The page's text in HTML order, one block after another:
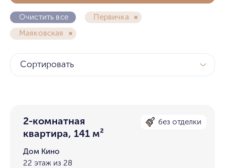
Очистить все
Первичка
Маяковская
Сортировать
2-комнатная
квартира, 141 м²
без отделки
Дом Кино
22 этаж из 28